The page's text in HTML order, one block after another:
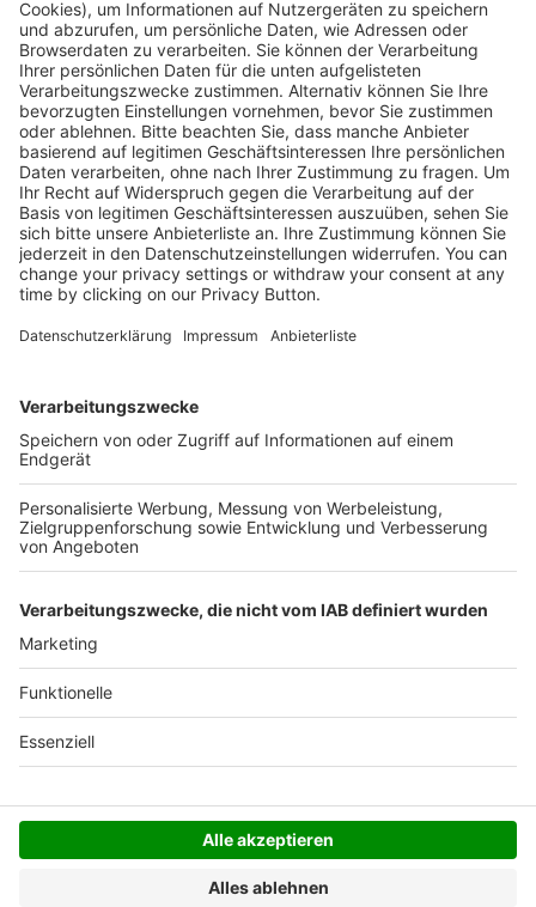
Kostenlose Rücksendung bis zu 14 Tage nach
Bestelleingang (innerhalb Deutschlands).
Versandkosten.
Der Bestellprozess ist mit Hilfe eines SSL-
SERVICE HOTLINE
SHOP SERVICE